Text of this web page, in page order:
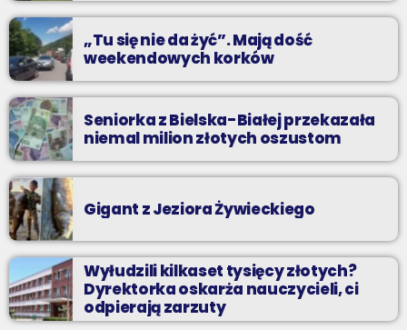
praca”
„Tu się nie da żyć”. Mają dość
weekendowych korków
Seniorka z Bielska-Białej przekazała
niemal milion złotych oszustom
Gigant z Jeziora Żywieckiego
Wyłudzili kilkaset tysięcy złotych?
Dyrektorka oskarża nauczycieli, ci
odpierają zarzuty